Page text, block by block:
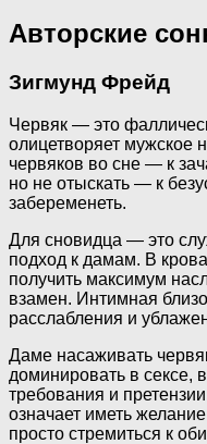
Авторские
Зигмунд Фрейд
Червяк — это
олицетворяет мужское
червяков во сне — к
но не отыскать — к
забеременеть.
Для сновидца — это
подход к дамам. В
получить максимум
взамен. Интимная
расслабления и
Даме насаживать
доминировать в сексе,
требования и
означает иметь
просто стремиться к